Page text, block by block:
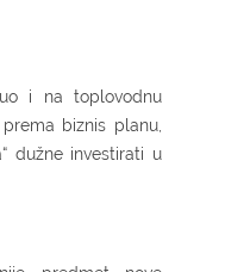
i na toplovodnu
biznis planu,
dužne investirati u